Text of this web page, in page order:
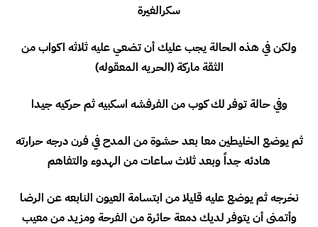
سكرالغيرة
ولكن في هذه الحالة يجب عليك أن تضعي عليه ثلاثه اكواب من
الثقة ماركة (الحريه المعقوله)
وفي حالة توفر لك كوب من الفرفشه اسكبيه ثم حركيه جيدا
ثم يوضع الخليطين معا بعد حشوة من المدح في فرن درجه حرارته
هادئه جداً وبعد ثلاث ساعات من الهدوء والتفاهم
نخرجه ثم يوضع عليه قليلا من ابتسامة العيون النابعه عن الرضا
وأتمنى أن يتوفر لديك دمعة حائرة من الفرحة ومزيد من معيب